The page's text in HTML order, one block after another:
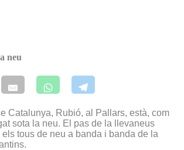
neu
Catalunya, Rubió, al Pallars, està, com
sota la neu. El pas de la llevaneus
tous de neu a banda i banda de la